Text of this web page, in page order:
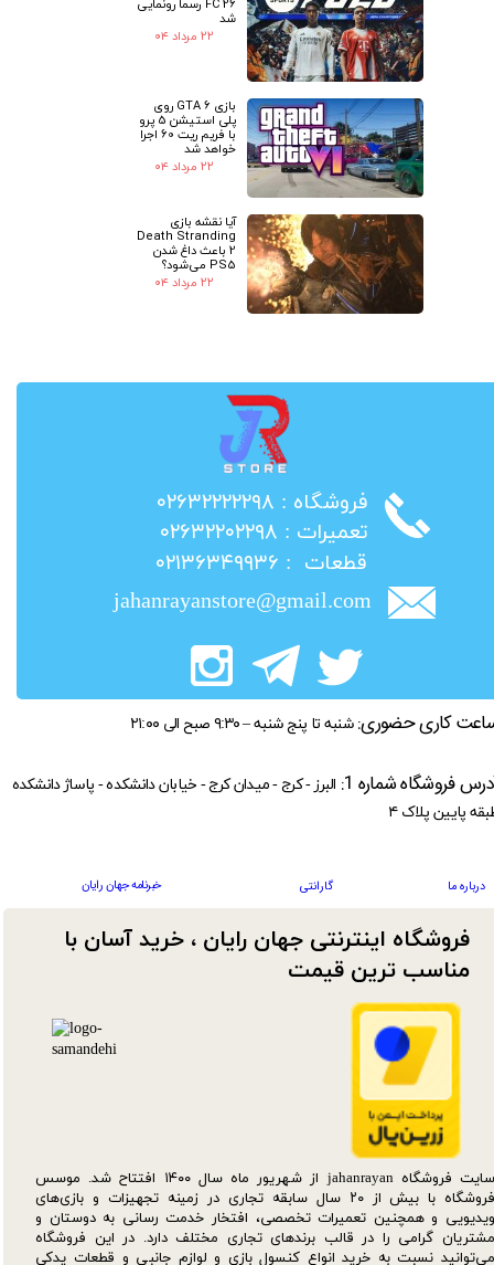
شد
۲۲ مرداد ۰۴
بازی GTA 6 روی
پلی استیشن 5 پرو
با فریم ریت 60 اجرا
خواهد شد
۲۲ مرداد ۰۴
آیا نقشه بازی
Death Stranding
2 باعث داغ شدن
PS5 می‌شود؟
۲۲ مرداد ۰۴
​فروشگاه : ۰۲۶۳۲۲۲۲۲۹۸
​تعمیرات : ۰۲۶۳۲۲۰۲۲۹۸
​قطعات : ۰۲۱۳۶۳۴۹۹۳۶
jahanrayanstore@gmail.com
سایت فروشگاه jahanrayan از شهریور ماه سال ۱۴۰۰ افتتاح شد. موسس
فروشگاه با بیش از ۲۰ سال سابقه تجاری در زمینه تجهیزات و بازی‌های
ویدیویی و همچنین تعمیرات تخصصی، افتخار خدمت رسانی به دوستان و
مشتریان گرامی را در قالب برندهای تجاری مختلف دارد. در این فروشگاه
می‌توانید نسبت به خرید انواع کنسول بازی و لوازم جانبی و قطعات یدکی‌
فروشگاه اینترنتی جهان رایان ، خرید آسان با
مناسب ترین قیمت​​​​​​​
کاری حضوری: شنبه تا پنج شنبه – ۹:۳۰ صبح الی ۲۱:۰۰
درباره ما گارانتی خبرنامه جهان رایان
فروشگاه شماره 1:
البرز - کرج - میدان کرج - خیابان دانشکده - پاساژ دانشکده
پایین پلاک ۴